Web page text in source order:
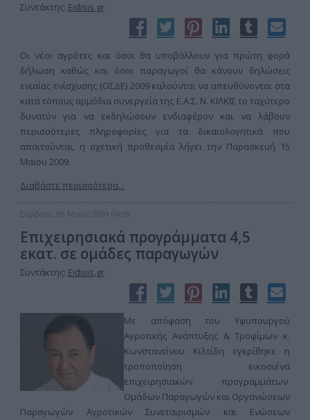
Συντάκτης: Eidisis.gr
Οι νέοι αγρότες και όσοι θα υποβάλλουν για πρώτη φορά
δήλωση καθώς και όσοι παραγωγοί θα κάνουν δηλώσεις
ενιαίας ενίσχυσης (ΟΣΔΕ) 2009 καλούνται να απευθύνονται στα
κατά τόπους αρμόδια συνεργεία της Ε.Α.Σ. Ν. ΚΙΛΚΙΣ το ταχύτερο
δυνατόν για να εκδηλώσουν ενδιαφέρον και να λάβουν
περισσότερες πληροφορίες για τα δικαιολογητικά που
απαιτούνται, η σχετική προθεσμία λήγει την Παρασκευή 15
Μαϊου 2009.
Διαβάστε περισσότερα...
Σάββατο, 09 Μαϊος 2009 04:08
Επιχειρησιακά προγράμματα 4,5
εκατ. σε ομάδες παραγωγών
Συντάκτης: Eidisis.gr
Με απόφαση του Υφυπουργού
Αγροτικής Ανάπτυξης & Τροφίμων κ.
Κωνσταντίνου Κιλτίδη εγκρίθηκε η
τροποποίηση εικοσιένα
επιχειρησιακών προγραμμάτων
Ομάδων Παραγωγών και Οργανώσεων
Παραγωγών Αγροτικών Συνεταιρισμών και Ενώσεων